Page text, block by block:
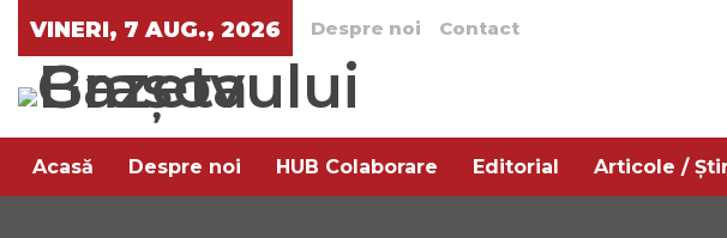
VINERI, 7 AUG., 2026 Despre noi Contact
Acasă Despre noi HUB Colaborare Editorial Articole /